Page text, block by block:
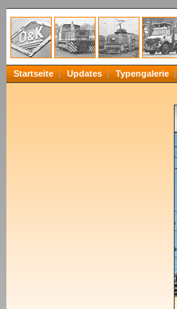
Startseite Updates Typengalerie